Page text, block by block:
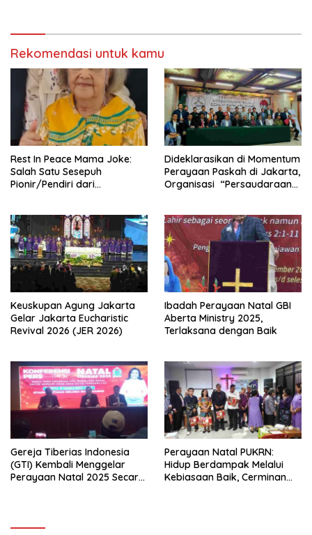
Rekomendasi untuk kamu
Rest In Peace Mama Joke:
Salah Satu Sesepuh
Pionir/Pendiri dari
Indonesia Jemaat Pancaran
Kasih Allah.
Dideklarasikan di Momentum
Perayaan Paskah di Jakarta,
Organisasi “Persaudaraan
Menjadi Wadah
Kebersamaan Lintas
Denominasi untuk
Menghimpun Potensi Warga
Gereja Diaspora untuk
Menjawab Tantangan Sosial
Keuskupan Agung Jakarta
Gelar Jakarta Eucharistic
Revival 2026 (JER 2026)
Ibadah Perayaan Natal GBI
Aberta Ministry 2025,
Terlaksana dengan Baik
Gereja Tiberias Indonesia
(GTI) Kembali Menggelar
Perayaan Natal 2025 Secara
Perayaan Natal PUKRN:
Hidup Berdampak Melalui
Kebiasaan Baik, Cerminan